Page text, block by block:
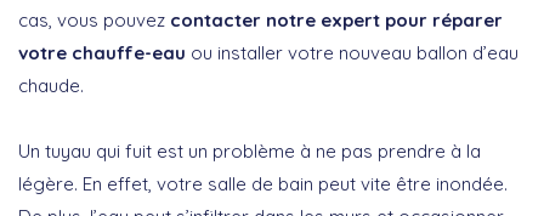
cas, vous pouvez contacter notre expert pour réparer
votre chauffe-eau ou installer votre nouveau ballon d’eau
chaude.
Un tuyau qui fuit est un problème à ne pas prendre à la
légère. En effet, votre salle de bain peut vite être inondée.